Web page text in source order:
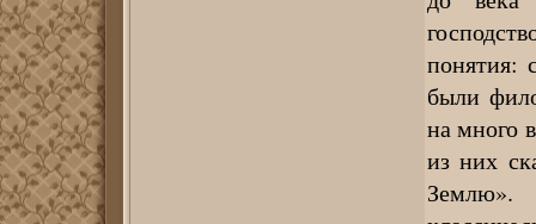
понятия:
были
на много
из них
Землю».